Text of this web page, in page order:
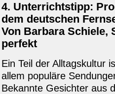
4. Unterrichtstipp:
dem deutschen
Von Barbara Schiele,
perfekt
Ein Teil der Alltagskultur
allem populäre
Bekannte Gesichter aus